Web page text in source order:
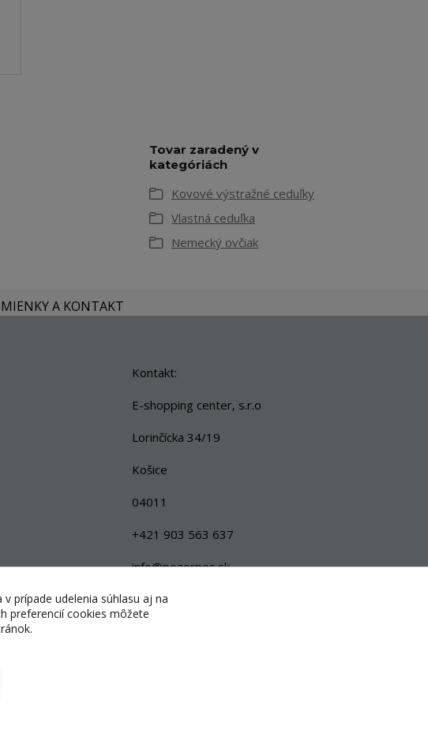
Tovar zaradený v
kategóriách
Kovové výstražné ceduľky
Vlastná ceduľka
Nemecký ovčiak
A KONTAKT
Kontakt:
E-shopping center, s.r.o
Lorinčícka 34/19
Košice
04011
+421 903 563 637
info@pozorpes.sk
prípade udelenia súhlasu aj na
preferencií cookies môžete